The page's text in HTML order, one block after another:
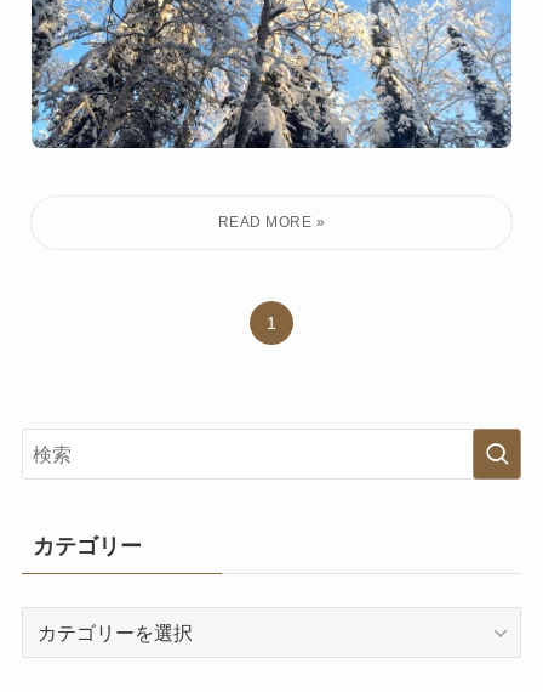
1
カテゴリー